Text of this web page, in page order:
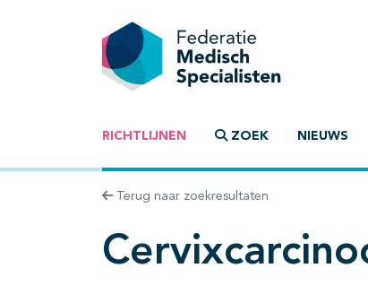
RICHTLIJNEN ZOEK NIEUWS
Terug naar zoekresultaten